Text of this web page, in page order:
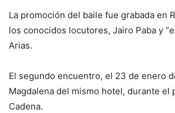
La promoción del baile fue grabada en
los conocidos locutores, Jairo Paba y
Arias.
El segundo encuentro, el 23 de enero
Magdalena del mismo hotel, durante el
Cadena.